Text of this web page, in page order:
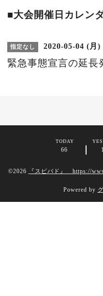
■大会開催日カレン
指定なし 2020-05-04 (月)
緊急事態宣言の延長
TODAY
66
©2026 『スピバド』 https://
Powered by